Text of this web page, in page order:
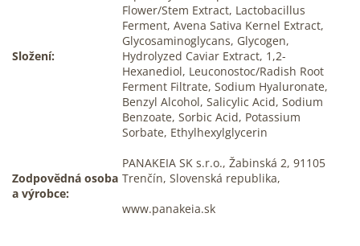
Složení:
Flower/Stem Extract, Lactobacillus
Ferment, Avena Sativa Kernel Extract,
Glycosaminoglycans, Glycogen,
Hydrolyzed Caviar Extract, 1,2-
Hexanediol, Leuconostoc/Radish Root
Ferment Filtrate, Sodium Hyaluronate,
Benzyl Alcohol, Salicylic Acid, Sodium
Benzoate, Sorbic Acid, Potassium
Sorbate, Ethylhexylglycerin
Zodpovědná osoba
a výrobce:
PANAKEIA SK s.r.o., Žabinská 2, 91105
Trenčín, Slovenská republika,
www.panakeia.sk